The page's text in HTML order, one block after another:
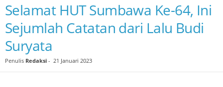
Selamat HUT Sumbawa Ke-64, Ini
Sejumlah Catatan dari Lalu Budi
Suryata
Penulis Redaksi - 21 Januari 2023